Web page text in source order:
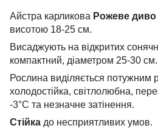
Айстра карликова Рожеве диво
висотою 18-25 см.
Висаджують на відкритих
компактний, діаметром 25-30 см.
Рослина виділяється потужним
холодостійка, світлолюбна,
-3°С та незначне затінення.
Стійка до несприятливих умов.